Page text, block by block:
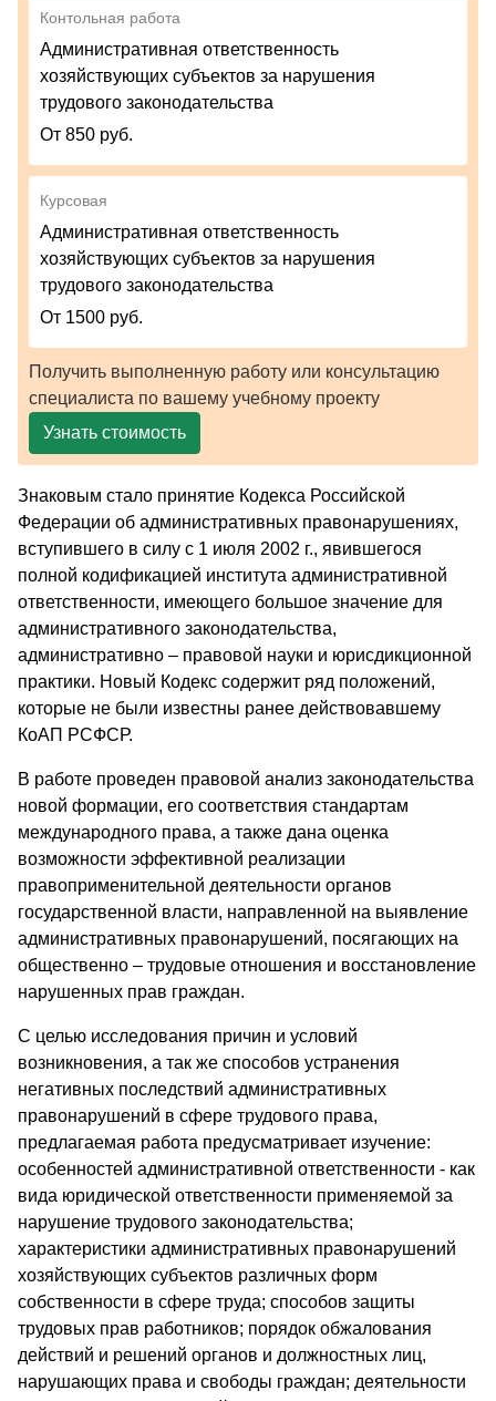
Контольная работа
Административная ответственность
хозяйствующих субъектов за нарушения
трудового законодательства
От 850 руб.
Курсовая
Административная ответственность
хозяйствующих субъектов за нарушения
трудового законодательства
От 1500 руб.
Получить выполненную работу или консультацию
специалиста по вашему учебному проекту
Узнать стоимость
Знаковым стало принятие Кодекса Российской
Федерации об административных правонарушениях,
вступившего в силу с 1 июля 2002 г., явившегося
полной кодификацией института административной
ответственности, имеющего большое значение для
административного законодательства,
административно – правовой науки и юрисдикционной
практики. Новый Кодекс содержит ряд положений,
которые не были известны ранее действовавшему
КоАП РСФСР.
В работе проведен правовой анализ законодательства
новой формации, его соответствия стандартам
международного права, а также дана оценка
возможности эффективной реализации
правоприменительной деятельности органов
государственной власти, направленной на выявление
административных правонарушений, посягающих на
общественно – трудовые отношения и восстановление
нарушенных прав граждан.
С целью исследования причин и условий
возникновения, а так же способов устранения
негативных последствий административных
правонарушений в сфере трудового права,
предлагаемая работа предусматривает изучение:
особенностей административной ответственности - как
вида юридической ответственности применяемой за
нарушение трудового законодательства;
характеристики административных правонарушений
хозяйствующих субъектов различных форм
собственности в сфере труда; способов защиты
трудовых прав работников; порядок обжалования
действий и решений органов и должностных лиц,
нарушающих права и свободы граждан; деятельности